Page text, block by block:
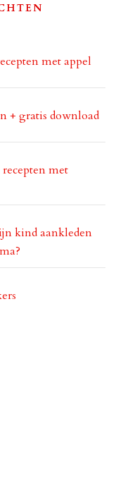
met appel
+ gratis download
met
kind aankleden